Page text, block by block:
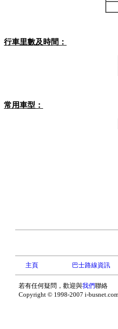
行車里數及時間：
常用車型：
主頁 巴士路線資訊
若有任何疑問，歡迎與我們聯絡
Copyright © 1998-2007 i-